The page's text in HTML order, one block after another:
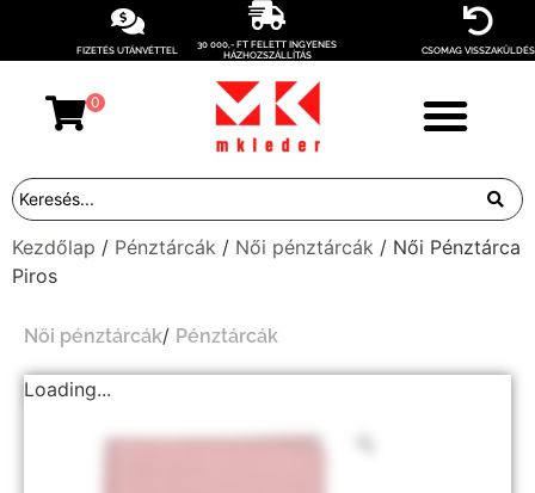
FIZETÉS UTÁNVÉTTEL
30 000,- FT FELETT INGYENES
HÁZHOZSZÁLLÍTÁS
CSOMAG VISSZAKÜLDÉS
0
Kezdőlap / Pénztárcák / Női pénztárcák / Női Pénztárca
Piros
Női pénztárcák/ Pénztárcák
Loading...